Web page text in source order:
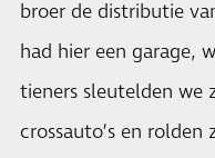
broer de distributie
had hier een garage,
tieners sleutelden we
crossauto’s en